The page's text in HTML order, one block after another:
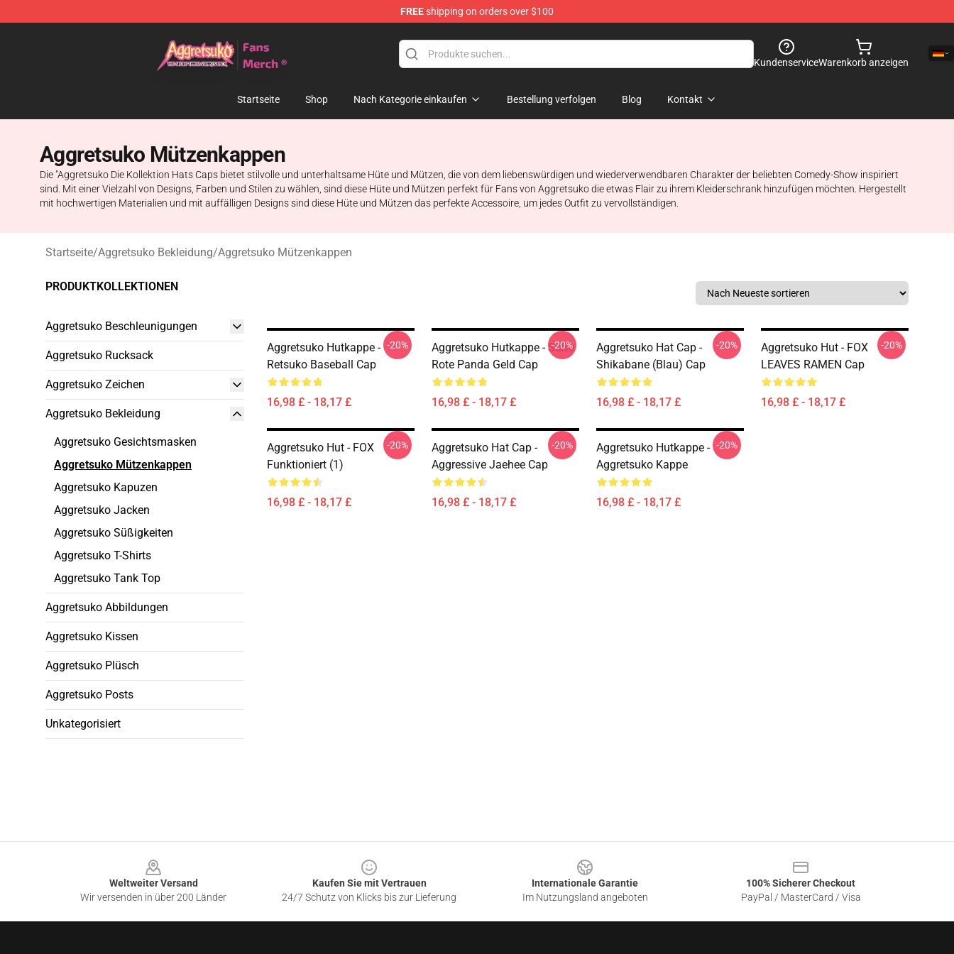
FREEshipping on orders over $100
KundenserviceWarenkorb anzeigen
Startseite Shop Nach Kategorie einkaufen Bestellung verfolgen Blog Kontakt
Aggretsuko Mützenkappen
Die "Aggretsuko Die Kollektion Hats Caps bietet stilvolle und unterhaltsame Hüte und Mützen, die von dem liebenswürdigen und wiederverwendbaren Charakter der beliebten Comedy-Show inspiriert
sind. Mit einer Vielzahl von Designs, Farben und Stilen zu wählen, sind diese Hüte und Mützen perfekt für Fans von Aggretsuko die etwas Flair zu ihrem Kleiderschrank hinzufügen möchten. Hergestellt
mit hochwertigen Materialien und mit auffälligen Designs sind diese Hüte und Mützen das perfekte Accessoire, um jedes Outfit zu vervollständigen.
Startseite/Aggretsuko Bekleidung/Aggretsuko Mützenkappen
PRODUKTKOLLEKTIONEN
Aggretsuko Beschleunigungen
Aggretsuko Rucksack
Aggretsuko Zeichen
Aggretsuko Bekleidung
Aggretsuko Gesichtsmasken
Aggretsuko Mützenkappen
Aggretsuko Kapuzen
Aggretsuko Jacken
Aggretsuko Süßigkeiten
Aggretsuko T-Shirts
Aggretsuko Tank Top
Aggretsuko Abbildungen
Aggretsuko Kissen
Aggretsuko Plüsch
Aggretsuko Posts
Unkategorisiert
Aggretsuko Hutkappe -
Retsuko Baseball Cap
16,98 £ - 18,17 £
-20%
Aggretsuko Hutkappe - Süße
Rote Panda Geld Cap
16,98 £ - 18,17 £
-20%
Aggretsuko Hat Cap -
Shikabane (blau) Cap
16,98 £ - 18,17 £
-20%
Aggretsuko Hut - FOX
LEAVES RAMEN Cap
16,98 £ - 18,17 £
-20%
Aggretsuko Hut - FOX
Funktioniert (1)
16,98 £ - 18,17 £
-20%
Aggretsuko Hat Cap -
Aggressive Jaehee Cap
16,98 £ - 18,17 £
-20%
Aggretsuko Hutkappe -
Aggretsuko Kappe
16,98 £ - 18,17 £
-20%
Weltweiter Versand
Wir versenden in über 200 Länder
Kaufen Sie mit Vertrauen
24/7 Schutz von Klicks bis zur Lieferung
Internationale Garantie
Im Nutzungsland angeboten
100% Sicherer Checkout
PayPal / MasterCard / Visa